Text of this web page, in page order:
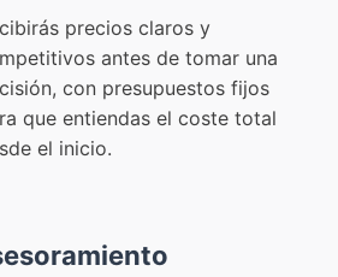
precios claros y
antes de tomar una
con presupuestos fijos
que entiendas el coste total
el inicio.